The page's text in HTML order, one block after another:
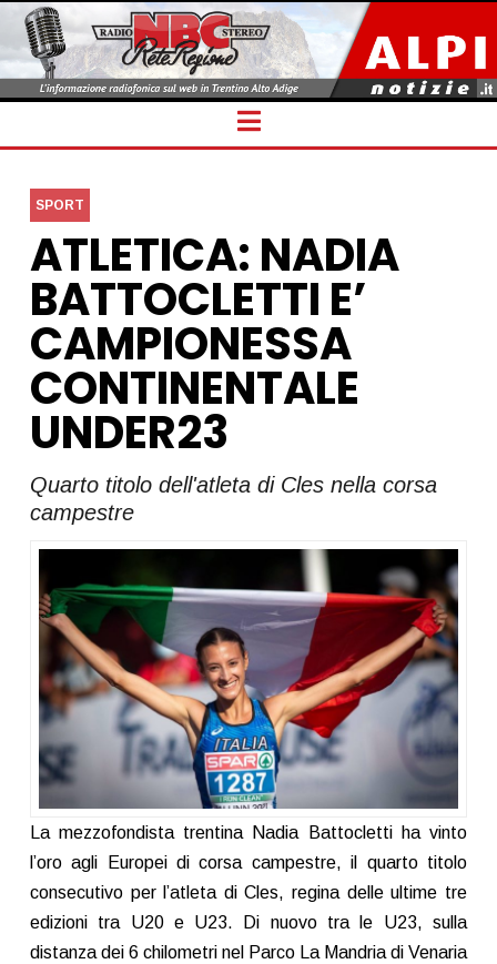
Navigation
SPORT
ATLETICA: NADIA
BATTOCLETTI E’
CAMPIONESSA
CONTINENTALE
UNDER23
Quarto titolo dell'atleta di Cles nella corsa
campestre
La mezzofondista trentina Nadia Battocletti ha vinto
l’oro agli Europei di corsa campestre, il quarto titolo
consecutivo per l’atleta di Cles, regina delle ultime tre
edizioni tra U20 e U23. Di nuovo tra le U23, sulla
distanza dei 6 chilometri nel Parco La Mandria di Venaria